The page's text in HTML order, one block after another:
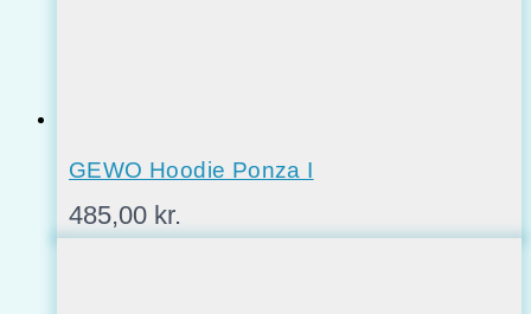
GEWO Hoodie Ponza I
485,00 kr.